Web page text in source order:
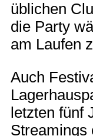
üblichen
die Party
am Laufen
Auch
letzten fünf
Streamings